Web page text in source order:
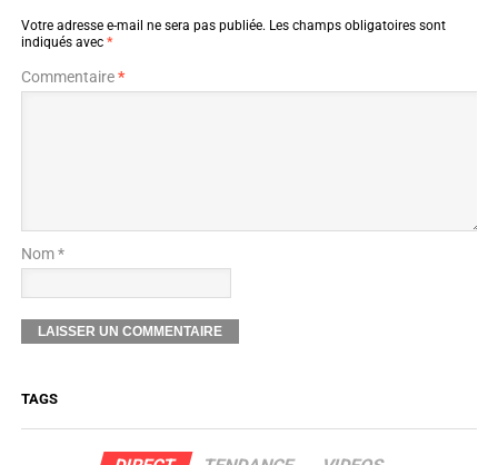
Votre adresse e-mail ne sera pas publiée. Les champs obligatoires sont
indiqués avec *
Commentaire*
Nom *
TAGS